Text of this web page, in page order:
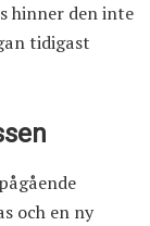
hinner den inte
tidigast
och en ny